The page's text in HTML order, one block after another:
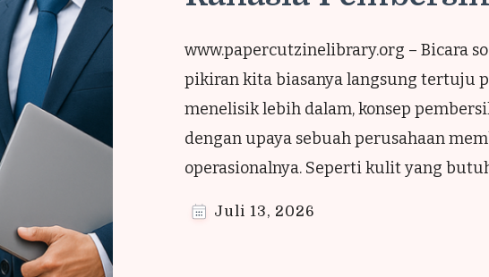
www.papercutzinelibrary.org – Tempe
primadona meja makan khas
sedikit asin, dengan tekstur renyah
mengunyah. Meski terlihat sederhana,
hasil gorengannya melempem, …
Juli 12, 2026